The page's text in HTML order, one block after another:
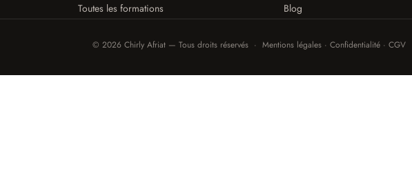
Toutes les formations
Blog
© 2026 Chirly Afriat — Tous droits réservés · Mentions légales · Confidentialité · CGV